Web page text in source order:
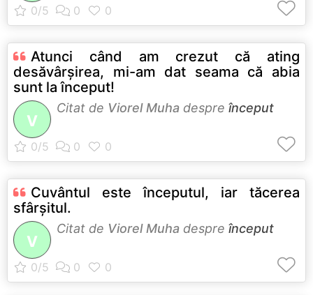
Atunci când am crezut că ating
desăvârşirea, mi-am dat seama că abia
sunt la început!
V
Citat de Viorel Muha despre început
Cuvântul este începutul, iar tăcerea
sfârşitul.
V
Citat de Viorel Muha despre început